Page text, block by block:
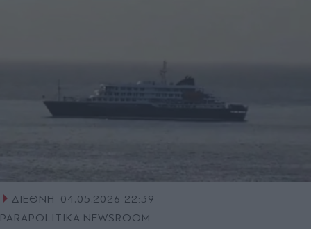
ΔΙΕΘΝΗ
04.05.2026 22:39
PARAPOLITIKA NEWSROOM